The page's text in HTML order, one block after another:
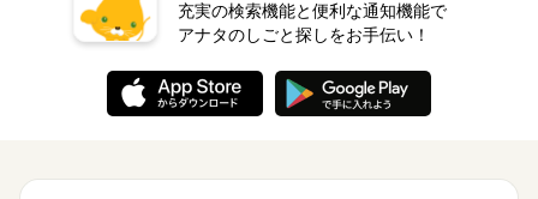
充実の検索機能と便利な通知機能で
アナタのしごと探しをお手伝い！